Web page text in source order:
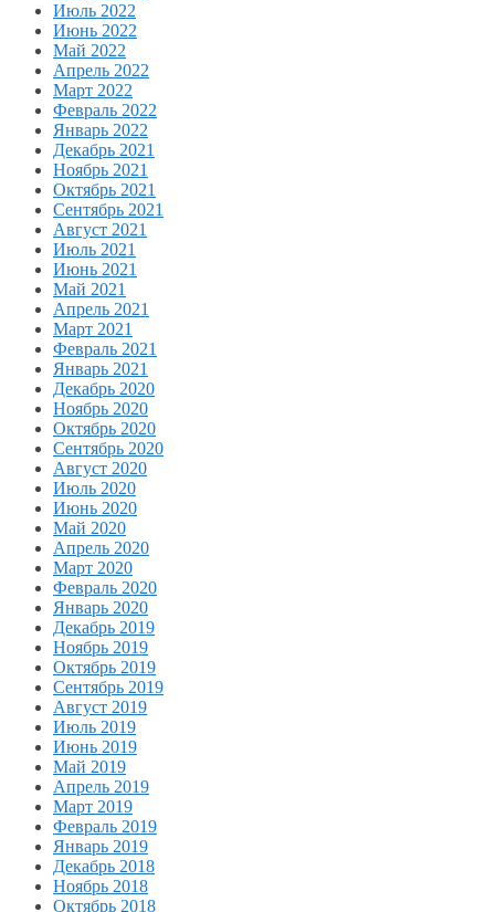
Июль 2022
Июнь 2022
Май 2022
Апрель 2022
Март 2022
Февраль 2022
Январь 2022
Декабрь 2021
Ноябрь 2021
Октябрь 2021
Сентябрь 2021
Август 2021
Июль 2021
Июнь 2021
Май 2021
Апрель 2021
Март 2021
Февраль 2021
Январь 2021
Декабрь 2020
Ноябрь 2020
Октябрь 2020
Сентябрь 2020
Август 2020
Июль 2020
Июнь 2020
Май 2020
Апрель 2020
Март 2020
Февраль 2020
Январь 2020
Декабрь 2019
Ноябрь 2019
Октябрь 2019
Сентябрь 2019
Август 2019
Июль 2019
Июнь 2019
Май 2019
Апрель 2019
Март 2019
Февраль 2019
Январь 2019
Декабрь 2018
Ноябрь 2018
Октябрь 2018